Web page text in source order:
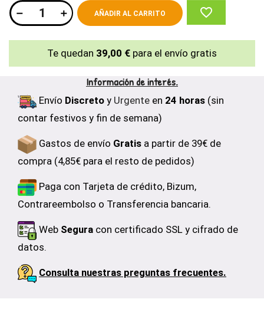
AÑADIR AL CARRITO favorite_border
Te quedan 39,00 € para el envío gratis
Información de interés.
Envío Discreto y Urgente en 24 horas (sin
contar festivos y fin de semana)
Gastos de envío Gratis a partir de 39€ de
compra (4,85€ para el resto de pedidos)
Paga con Tarjeta de crédito, Bizum,
Contrareembolso o Transferencia bancaria.
Web Segura con certificado SSL y cifrado de
datos.
Consulta nuestras preguntas frecuentes.